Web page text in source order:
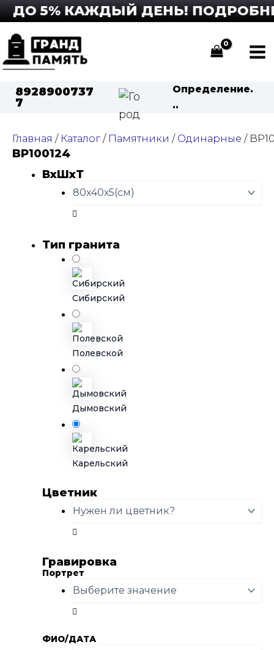
Перейти
к
содержимому
5% КАЖДЫЙ ДЕНЬ! ПОДРОБНЕЕ
8928900737
7
Определение.
..
Главная / Каталог / Памятники / Одинарные /
BP100124
Тип гранита
Карельский
Дымовский
Полевской
Сибирский
Цветник
Гравировка
Портрет
ФИО/ДАТА
ВхШхТ